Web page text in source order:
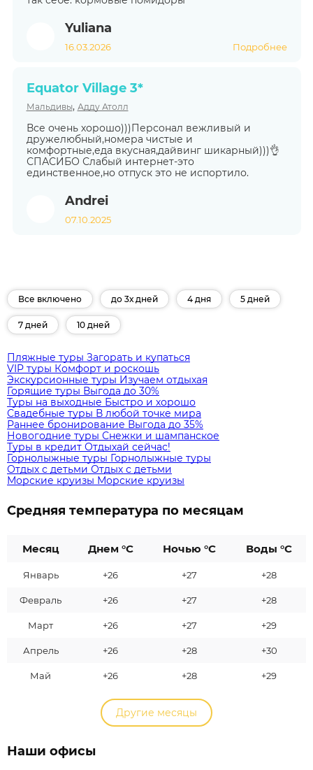
Yuliana
16.03.2026 Подробнее
Equator Village 3*
Мальдивы, Адду Атолл
Все очень хорошо)))Персонал вежливый и
дружелюбный,номера чистые и
комфортные,еда вкусная,дайвинг шикарный)))👌
СПАСИБО Слабый интернет-это
единственное,но отпуск это не испортило.
Andrei
07.10.2025
Все включено до 3х дней 4 дня 5 дней
7 дней 10 дней
Пляжные туры Загорать и купаться
VIP туры Комфорт и роскошь
Экскурсионные туры Изучаем отдыхая
Горящие туры Выгода до 30%
Туры на выходные Быстро и хорошо
Свадебные туры В любой точке мира
Раннее бронирование Выгода до 35%
Новогодние туры Снежки и шампанское
Туры в кредит Отдыхай сейчас!
Горнолыжные туры Горнолыжные туры
Отдых с детьми Отдых с детьми
Морские круизы Морские круизы
Средняя температура по месяцам
Месяц Днем °C Ночью °C Воды °C
Январь +26 +27 +28
Февраль +26 +27 +28
Март +26 +27 +29
Апрель +26 +28 +30
Май +26 +28 +29
Другие месяцы
Наши офисы